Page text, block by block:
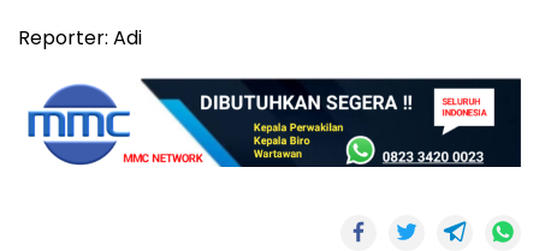
Reporter: Adi